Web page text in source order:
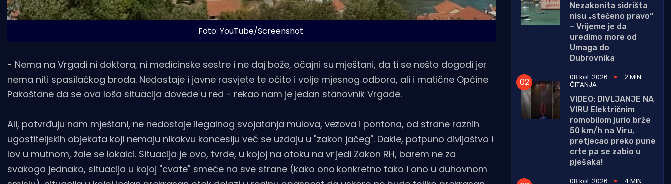
Foto: YouTube/Screenshot
- Nema na Vrgadi ni doktora, ni medicinske sestre i ne daj bože, očajni su mještani, da ti se nešto dogodi jer
nema niti spasilačkog broda. Nedostaje i javne rasvjete te očito i volje mjesnog odbora, ali i matične Općine
Pakoštane da se ova loša situacija dovede u red - rekao nam je jedan stanovnik Vrgade.
Ali, potvrđuju nam mještani, ne nedostaje ilegalnog svojatanja mulova, vezova i pontona, od strane raznih
ugostiteljskih objekata koji nemaju nikakvu koncesiju već se uzdaju u "zakon jačeg". Dakle, potpuno divljaštvo i
lov u mutnom, žale se lokalci. Situacija je ovo, tvrde, u kojoj na otoku na vrijedi Zakon RH, barem ne za
svakoga jednako, situacija u kojoj "cvate" smeće na sve strane (kako ono konkretno tako i ono u duhovnom
Nezakonita sidrišta
nisu „stečeno pravo“
– Vrijeme je da
uredimo more od
Umaga do
Dubrovnika
08 kol. 2026
2 MIN.
ČITANJA
VIDEO: DIVLJANJE NA
VIRU Električnim
romobilom jurio brže
50 km/h na Viru,
pretjecao preko pune
crte pa se zabio u
pješaka!
08 kol. 2026
4 MIN.